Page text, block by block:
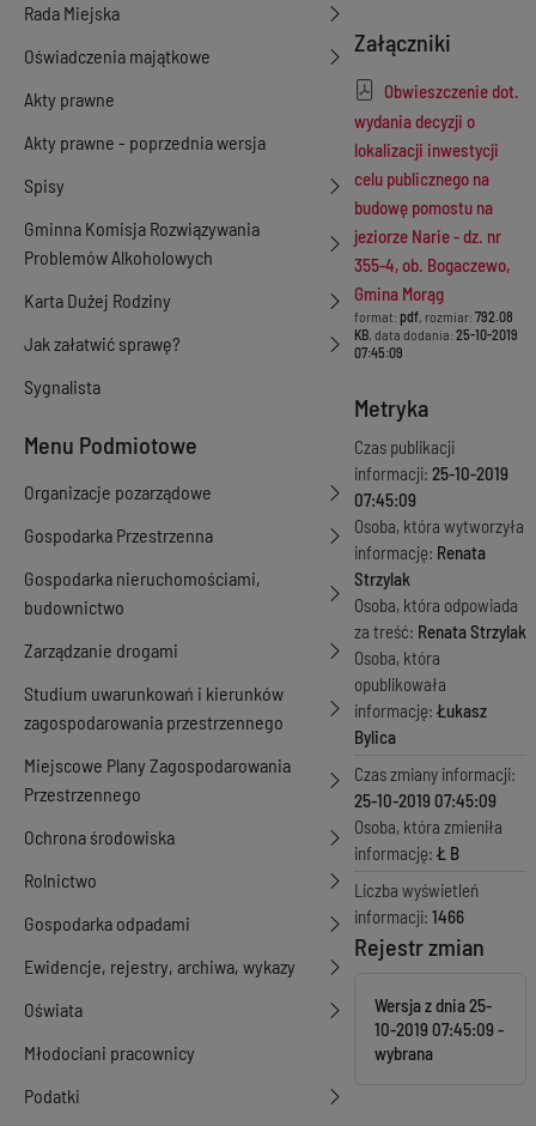
Rada Miejska
Oświadczenia majątkowe
Akty prawne
Akty prawne - poprzednia wersja
Spisy
Gminna Komisja Rozwiązywania
Problemów Alkoholowych
Karta Dużej Rodziny
Jak załatwić sprawę?
Sygnalista
Menu Podmiotowe
Organizacje pozarządowe
Gospodarka Przestrzenna
Gospodarka nieruchomościami,
budownictwo
Zarządzanie drogami
Studium uwarunkowań i kierunków
zagospodarowania przestrzennego
Miejscowe Plany Zagospodarowania
Przestrzennego
Ochrona środowiska
Rolnictwo
Gospodarka odpadami
Ewidencje, rejestry, archiwa, wykazy
Oświata
Młodociani pracownicy
Podatki
Załączniki
Obwieszczenie dot.
wydania decyzji o
lokalizacji inwestycji
celu publicznego na
budowę pomostu na
jeziorze Narie - dz. nr
355-4, ob. Bogaczewo,
Gmina Morąg
format: pdf, rozmiar: 792.08
KB, data dodania: 25-10-2019
07:45:09
Metryka
Czas publikacji
informacji: 25-10-2019
07:45:09
Osoba, która wytworzyła
informację: Renata
Strzylak
Osoba, która odpowiada
za treść: Renata Strzylak
Osoba, która
opublikowała
informację: Łukasz
Bylica
Czas zmiany informacji:
25-10-2019 07:45:09
Osoba, która zmieniła
informację: Ł B
Liczba wyświetleń
informacji: 1466
Rejestr zmian
Wersja z dnia25-
10-2019 07:45:09